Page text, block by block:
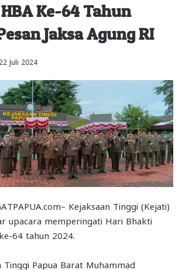
Ke-64 Tahun
Jaksa Agung RI
22 Juli 2024
Kejaksaan Tinggi (Kejati)
upacara memperingati Hari Bhakti
64 tahun 2024.
Tinggi Papua Barat Muhammad